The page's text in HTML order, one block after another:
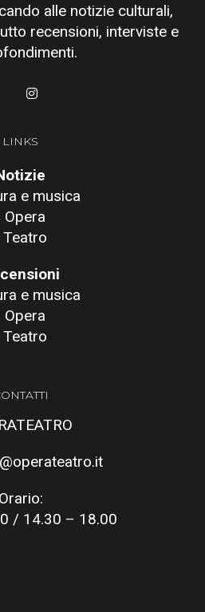
alle notizie culturali,
recensioni, interviste e
LINKS
e musica
Opera
Teatro
e musica
Opera
Teatro
Orario:
/ 14.30 – 18.00